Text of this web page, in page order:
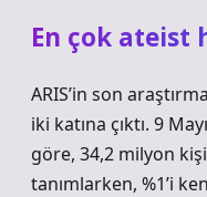
En çok ateist
ARIS’in son
iki katına çıktı. 9
göre, 34,2 milyon
tanımlarken, %1’i